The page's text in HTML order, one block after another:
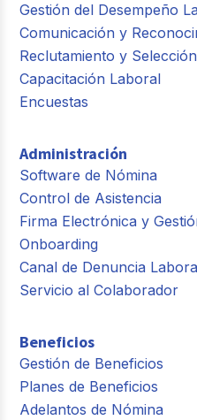
Gestión del Desempeño
Comunicación y
Reclutamiento y
Capacitación Laboral
Encuestas
Administración
Software de Nómina
Control de Asistencia
Firma Electrónica y
Onboarding
Canal de Denuncia
Servicio al Colaborador
Beneficios
Gestión de Beneficios
Planes de Beneficios
Adelantos de Nómina